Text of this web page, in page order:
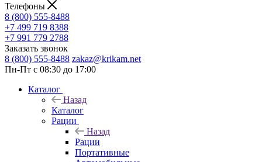
Телефоны
8 (800) 555-8488
+7 499 719 8388
+7 991 779 2788
Заказать звонок
8 (800) 555-8488 zakaz@krikam.net
Пн-Пт с 08:30 до 17:00
Каталог
Назад
Каталог
Рации
Назад
Рации
Портативные